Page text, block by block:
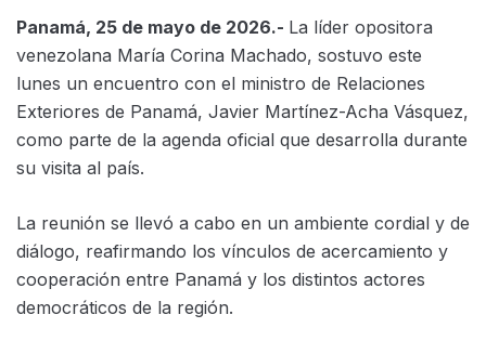
Panamá, 25 de mayo de 2026.- La líder opositora
venezolana María Corina Machado, sostuvo este
lunes un encuentro con el ministro de Relaciones
Exteriores de Panamá, Javier Martínez-Acha Vásquez,
como parte de la agenda oficial que desarrolla durante
su visita al país.
La reunión se llevó a cabo en un ambiente cordial y de
diálogo, reafirmando los vínculos de acercamiento y
cooperación entre Panamá y los distintos actores
democráticos de la región.